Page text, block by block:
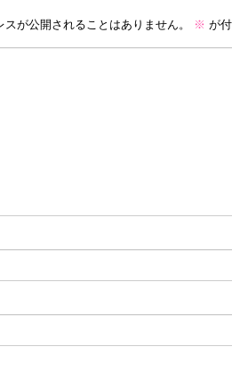
スが公開されることはありません。 ※ が